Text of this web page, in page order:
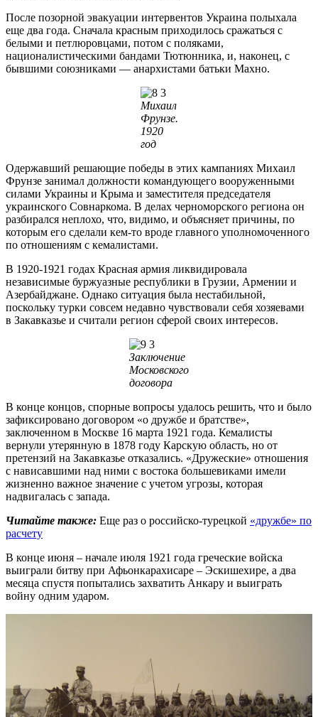
После позорной эвакуации интервентов Украина полыхала
еще два года. Сначала красным приходилось сражаться с
белыми и петлюровцами, потом с поляками,
националистическими бандами Тютюнника, и, наконец, с
бывшими союзниками — анархистами батьки Махно.
Михаил
Фрунзе.
1920
год
Одержавший решающие победы в этих кампаниях Михаил
Фрунзе занимал должности командующего вооруженными
силами Украины и Крыма и заместителя председателя
украинского Совнаркома. В делах черноморского региона он
разбирался неплохо, что, видимо, и объясняет причины, по
которым его сделали кем-то вроде главного уполномоченного
по отношениям с кемалистами.
В 1920-1921 годах Красная армия ликвидировала
независимые буржуазные республики в Грузии, Армении и
Азербайджане. Однако ситуация была нестабильной,
поскольку турки совсем недавно чувствовали себя хозяевами
в Закавказье и считали регион сферой своих интересов.
Заключение
Московского
договора
В конце концов, спорные вопросы удалось решить, что и было
зафиксировано договором «о дружбе и братстве»,
заключенном в Москве 16 марта 1921 года. Кемалисты
вернули утерянную в 1878 году Карскую область, но от
претензий на Закавказье отказались. «Дружеские» отношения
с нависавшими над ними с востока большевиками имели
жизненно важное значение с учетом угрозы, которая
надвигалась с запада.
Читайте также: Еще раз о российско-турецкой «дружбе» по
расчету
В конце июня – начале июля 1921 года греческие войска
выиграли битву при Афьонкарахисаре – Эскишехире, а два
месяца спустя попытались захватить Анкару и выиграть
войну одним ударом.